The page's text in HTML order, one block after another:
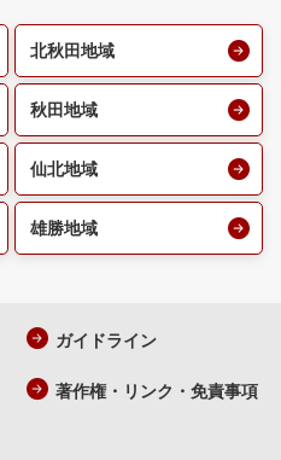
北秋田地域
秋田地域
仙北地域
雄勝地域
ガイドライン
著作権・リンク・免責事項